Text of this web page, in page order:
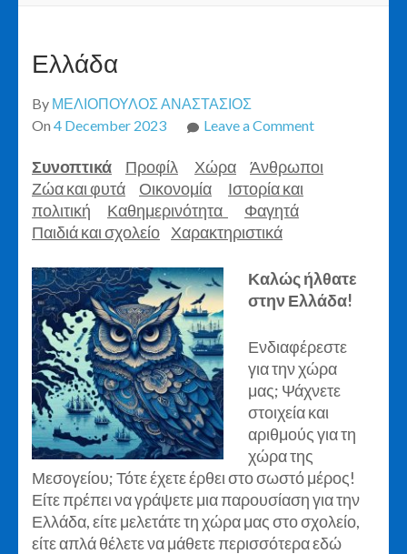
Ελλάδα
By ΜΕΛΙΟΠΟΥΛΟΣ ΑΝΑΣΤΑΣΙΟΣ
On 4 December 2023 Leave a Commenton
Συνοπτικά Προφίλ Χώρα
Άνθρωποι
Ζώα και φυτά
Οικονομία
Ιστορία και
πολιτική
Καθημερινότητα
Φαγητά
Παιδιά και σχολείο Χαρακτηριστικά
Καλώς ήλθατε
στην Ελλάδα!
Ενδιαφέρεστε
για την χώρα
μας; Ψάχνετε
στοιχεία και
αριθμούς για τη
χώρα της
Μεσογείου; Τότε έχετε έρθει στο σωστό μέρος!
Είτε πρέπει να γράψετε μια παρουσίαση για την
Ελλάδα, είτε μελετάτε τη χώρα μας στο σχολείο,
είτε απλά θέλετε να μάθετε περισσότερα εδώ